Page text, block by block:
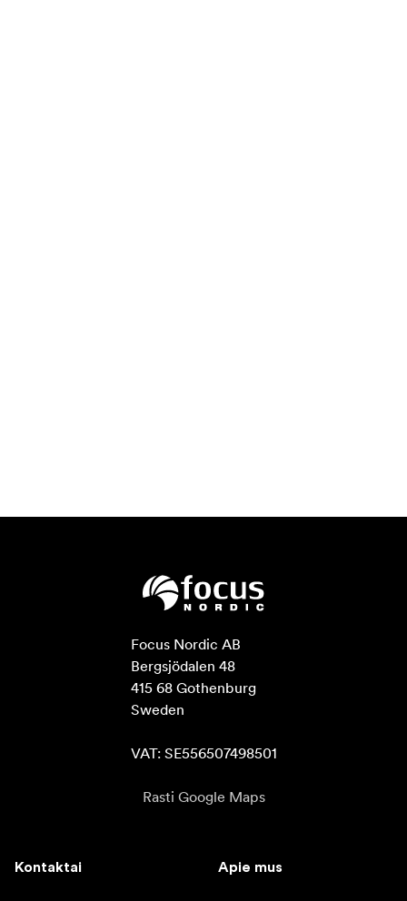
Focus Nordic AB
Bergsjödalen 48
415 68 Gothenburg
Sweden
VAT: SE556507498501
Rasti Google Maps
Kontaktai Apie mus